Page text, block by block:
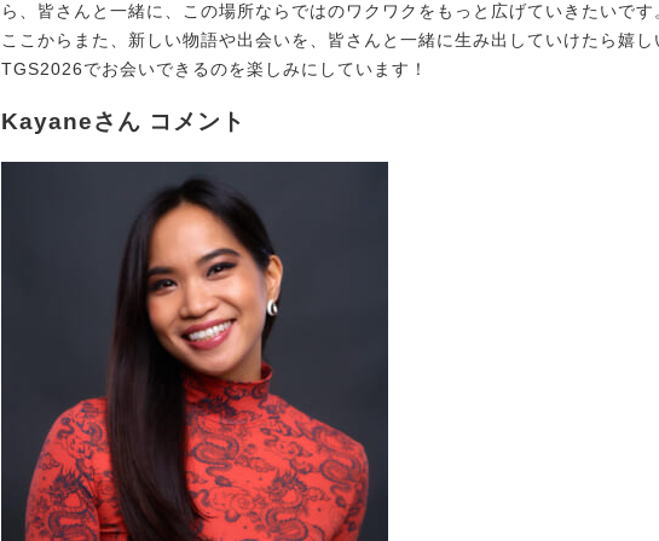
ら、皆さんと一緒に、この場所ならではのワクワクをもっと広げていきたいです
ここからまた、新しい物語や出会いを、皆さんと一緒に生み出していけたら嬉し
TGS2026でお会いできるのを楽しみにしています！
Kayaneさん コメント